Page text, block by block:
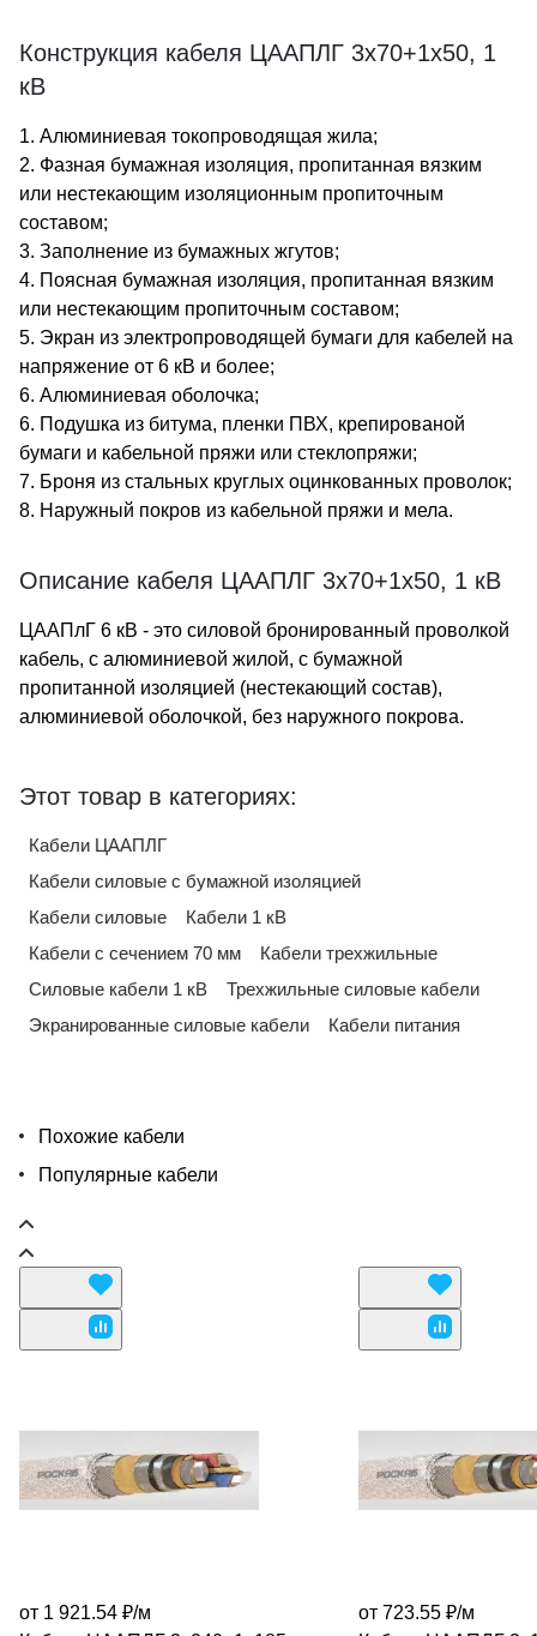
Конструкция кабеля ЦААПЛГ 3х70+1х50, 1
кВ
1. Алюминиевая токопроводящая жила;
2. Фазная бумажная изоляция, пропитанная вязким
или нестекающим изоляционным пропиточным
составом;
3. Заполнение из бумажных жгутов;
4. Поясная бумажная изоляция, пропитанная вязким
или нестекающим пропиточным составом;
5. Экран из электропроводящей бумаги для кабелей на
напряжение от 6 кВ и более;
6. Алюминиевая оболочка;
6. Подушка из битума, пленки ПВХ, крепированой
бумаги и кабельной пряжи или стеклопряжи;
7. Броня из стальных круглых оцинкованных проволок;
8. Наружный покров из кабельной пряжи и мела.
Описание кабеля ЦААПЛГ 3х70+1х50, 1 кВ
ЦААПлГ 6 кВ - это силовой бронированный проволкой
кабель, с алюминиевой жилой, с бумажной
пропитанной изоляцией (нестекающий состав),
алюминиевой оболочкой, без наружного покрова.
Этот товар в категориях:
Кабели ЦААПЛГ
Кабели силовые с бумажной изоляцией
Кабели силовые
Кабели 1 кВ
Кабели с сечением 70 мм
Кабели трехжильные
Силовые кабели 1 кВ
Трехжильные силовые кабели
Экранированные силовые кабели
Кабели питания
Похожие кабели
Популярные кабели
от 1 921.54 ₽/м
от 723.55 ₽/м